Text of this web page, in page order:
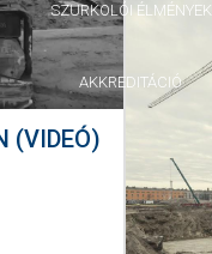
SZURKOLÓI ÉLMÉNYEK
AKKREDITÁCIÓ
(VIDEÓ)